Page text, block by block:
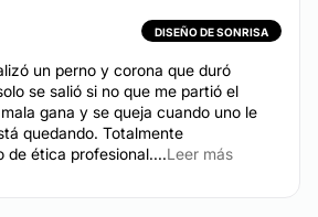
DISEÑO DE SONRISA
un perno y corona que duró
se salió si no que me partió el
gana y se queja cuando uno le
quedando. Totalmente
de ética profesional....Leer más